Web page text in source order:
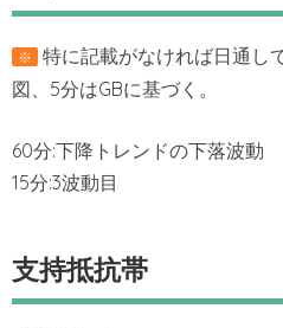
※
特に記載がなければ日通し
図、5分はGBに基づく。
60分:下降トレンドの下落波動
15分:3波動目
支持抵抗帯